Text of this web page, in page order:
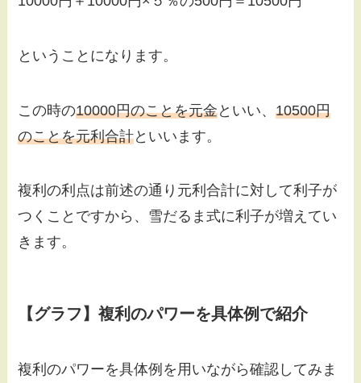
ということになります。
この時の10000円のことを元金といい、10500円
のことを元利合計といいます。
複利の利点は前述の通り元利合計に対して利子が
つくことですから、雪だるま式に利子が増えてい
きます。
【グラフ】複利のパワーを具体例で紹介
複利のパワーを具体例を用いながら確認してみま